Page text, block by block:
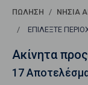
ΠΏΛΗΣΗ ΝΗΣΙΑ
ΕΠΙΛΈΞΤΕ
Ακίνητα
17